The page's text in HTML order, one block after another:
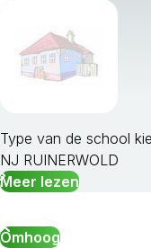
Type van de school
NJ RUINERWOLD
Meer lezen
Omhoog